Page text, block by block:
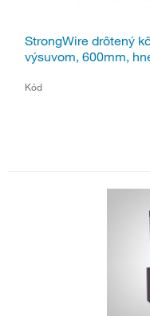
StrongWire drôtený
výsuvom, 600mm,
Kód